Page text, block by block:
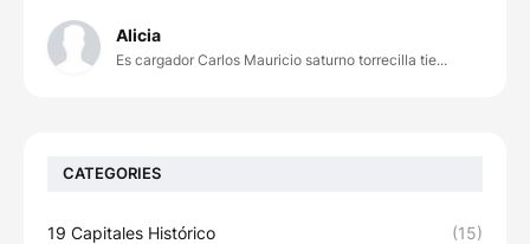
Alicia
Es cargador Carlos Mauricio saturno torrecilla tie...
CATEGORIES
19 Capitales Histórico (15)